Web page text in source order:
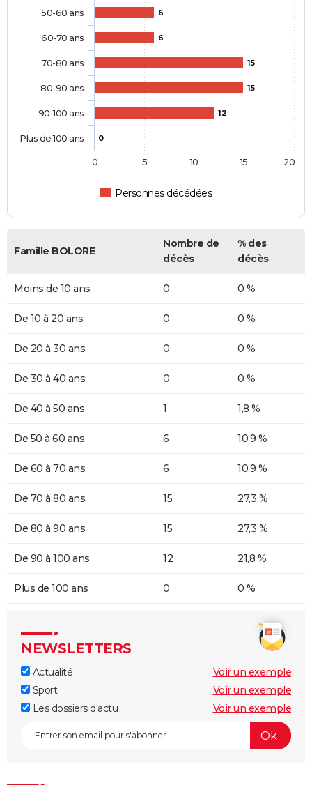
6
6
15
15
12
0
Personnes décédées
50-60 ans
60-70 ans
70-80 ans
80-90 ans
90-100 ans
Plus de 100 ans
0 5 10 15 20
Famille BOLORE
Nombre de
décès
% des
décès
Moins de 10 ans 0 0 %
De 10 à 20 ans 0 0 %
De 20 à 30 ans 0 0 %
De 30 à 40 ans 0 0 %
De 40 à 50 ans 1 1,8 %
De 50 à 60 ans 6 10,9 %
De 60 à 70 ans 6 10,9 %
De 70 à 80 ans 15 27,3 %
De 80 à 90 ans 15 27,3 %
De 90 à 100 ans 12 21,8 %
Plus de 100 ans 0 0 %
NEWSLETTERS
Actualité
Voir un exemple
Sport
Voir un exemple
Les dossiers d'actu
Voir un exemple